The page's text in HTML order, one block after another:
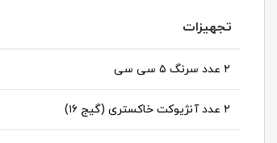
تجهیزات
۲ عدد سرنگ ۵ سی سی
۲ عدد آنژیوکت خاکستری (گیج ۱۶)